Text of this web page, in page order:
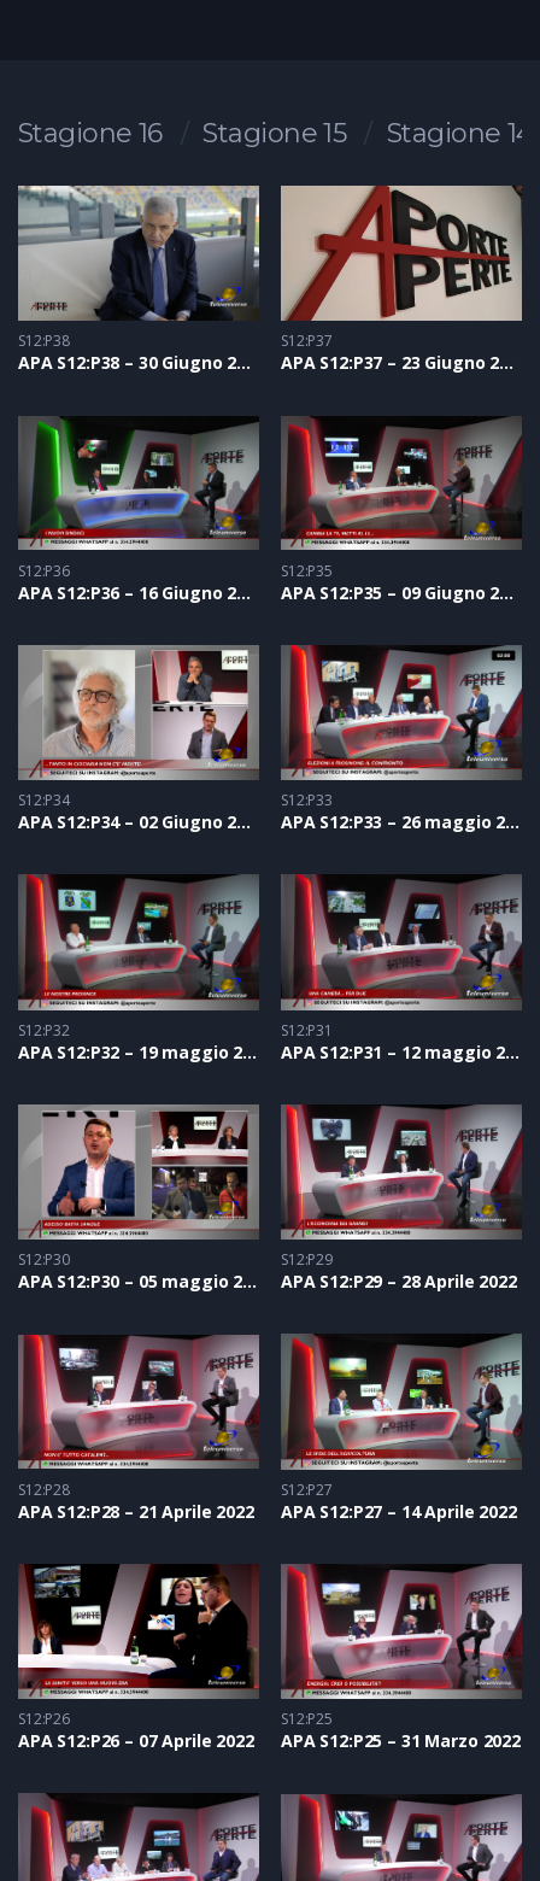
Stagione 16 Stagione 15 Stagione 14
S12:P38
APA S12:P38 – 30 Giugno 2022
S12:P37
APA S12:P37 – 23 Giugno 2022
S12:P36
APA S12:P36 – 16 Giugno 2022
S12:P35
APA S12:P35 – 09 Giugno 2022
S12:P34
APA S12:P34 – 02 Giugno 2022
S12:P33
APA S12:P33 – 26 maggio 2022
S12:P32
APA S12:P32 – 19 maggio 2022
S12:P31
APA S12:P31 – 12 maggio 2022
S12:P30
APA S12:P30 – 05 maggio 2022
S12:P29
APA S12:P29 – 28 Aprile 2022
S12:P28
APA S12:P28 – 21 Aprile 2022
S12:P27
APA S12:P27 – 14 Aprile 2022
S12:P26
APA S12:P26 – 07 Aprile 2022
S12:P25
APA S12:P25 – 31 Marzo 2022